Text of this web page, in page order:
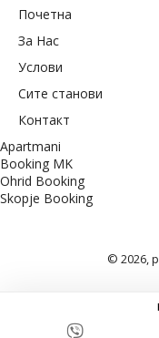
Почетна
За Нас
Услови
Сите станови
Контакт
Apartmani
Booking MK
Ohrid Booking
Skopje Booking
© 2026,